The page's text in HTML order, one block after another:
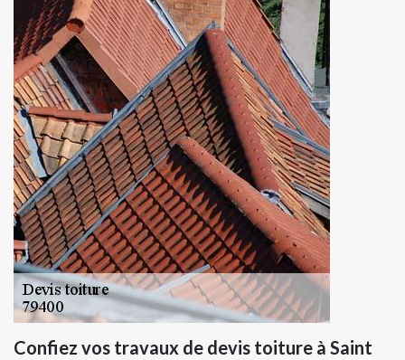
Confiez vos travaux de devis toiture à Saint